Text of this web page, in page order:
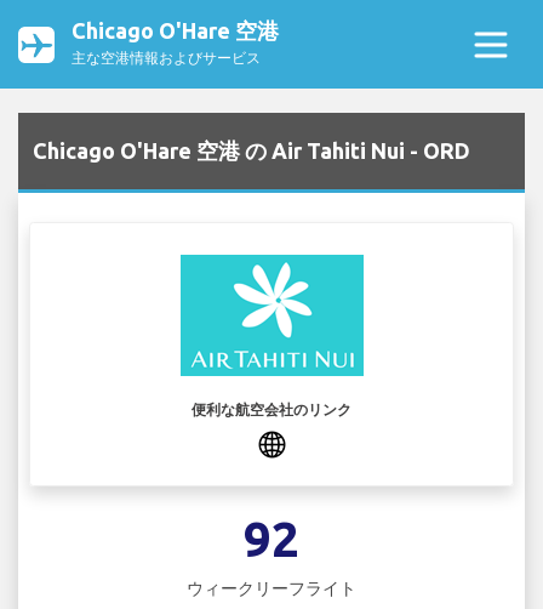
Chicago O'Hare 空港
主な空港情報およびサービス
Chicago O'Hare 空港 の Air Tahiti Nui - ORD
便利な航空会社のリンク
92
ウィークリーフライト